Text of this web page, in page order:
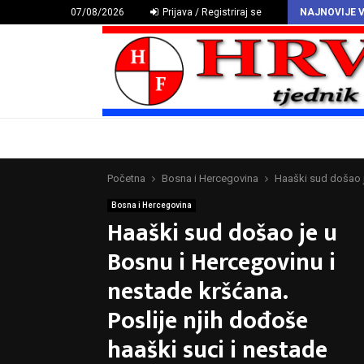
07/08/2026 Prijava / Registriraj se NAJNOVIJE
HAZU proglasio Deklaraciju o hrvatskomu povijesnom grbu
Početna Bosna i Hercegovina Haaški sud došao
Bosna i Hercegovina
Haaški sud došao je u
Bosnu i Hercegovinu i
nestade kršćana.
Poslije njih dođoše
haaški suci i nestade